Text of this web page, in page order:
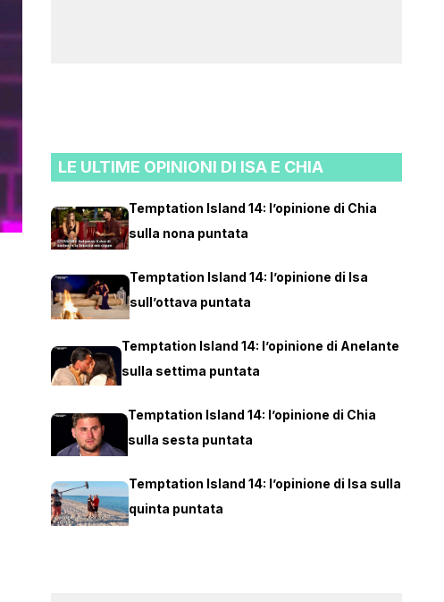
LE ULTIME OPINIONI DI ISA E CHIA
Temptation Island 14: l’opinione di Chia
sulla nona puntata
Temptation Island 14: l’opinione di Isa
sull’ottava puntata
Temptation Island 14: l’opinione di Anelante
sulla settima puntata
Temptation Island 14: l’opinione di Chia
sulla sesta puntata
Temptation Island 14: l’opinione di Isa sulla
quinta puntata